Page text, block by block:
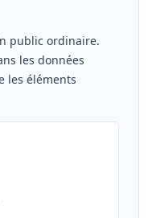
public ordinaire.
les données
les éléments